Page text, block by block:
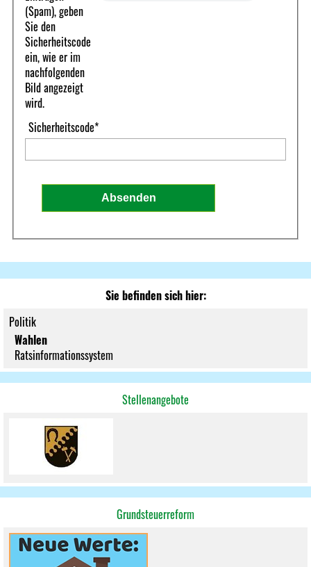
(Spam), geben
Sie den
Sicherheitscode
ein, wie er im
nachfolgenden
Bild angezeigt
wird.
Sicherheitscode*
Sie befinden sich hier:
Politik
Wahlen
Ratsinformationssystem
Stellenangebote
Grundsteuerreform